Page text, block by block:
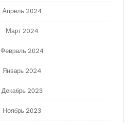
Апрель 2024
Март 2024
Февраль 2024
Январь 2024
Декабрь 2023
Ноябрь 2023